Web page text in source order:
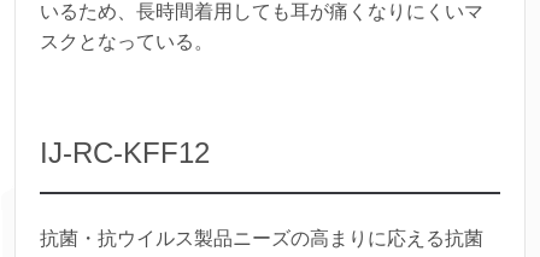
いるため、長時間着用しても耳が痛くなりにくいマ
スクとなっている。
IJ-RC-KFF12
抗菌・抗ウイルス製品ニーズの高まりに応える抗菌